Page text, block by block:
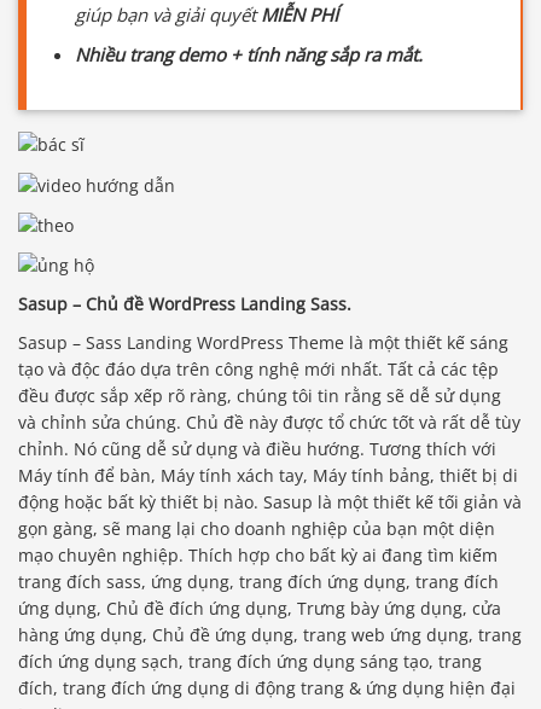
giúp bạn và giải quyếtMIỄN PHÍ
Nhiều trang demo + tính năng sắp ra mắt.
Sasup – Chủ đề WordPress Landing Sass.
Sasup – Sass Landing WordPress Theme là một thiết kế sáng
tạo và độc đáo dựa trên công nghệ mới nhất. Tất cả các tệp
đều được sắp xếp rõ ràng, chúng tôi tin rằng sẽ dễ sử dụng
và chỉnh sửa chúng. Chủ đề này được tổ chức tốt và rất dễ tùy
chỉnh. Nó cũng dễ sử dụng và điều hướng. Tương thích với
Máy tính để bàn, Máy tính xách tay, Máy tính bảng, thiết bị di
động hoặc bất kỳ thiết bị nào. Sasup là một thiết kế tối giản và
gọn gàng, sẽ mang lại cho doanh nghiệp của bạn một diện
mạo chuyên nghiệp. Thích hợp cho bất kỳ ai đang tìm kiếm
trang đích sass, ứng dụng, trang đích ứng dụng, trang đích
ứng dụng, Chủ đề đích ứng dụng, Trưng bày ứng dụng, cửa
hàng ứng dụng, Chủ đề ứng dụng, trang web ứng dụng, trang
đích ứng dụng sạch, trang đích ứng dụng sáng tạo, trang
đích, trang đích ứng dụng di động trang & ứng dụng hiện đại